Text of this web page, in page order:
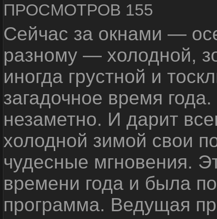
ПРОСМОТРОВ 155
Сейчас за окнами —
разному — холодной,
иногда грустной и
загадочное время
незаметно. И дарит
холодной зимой свои
чудесные мгновения.
времени года и была
программа. Ведущая